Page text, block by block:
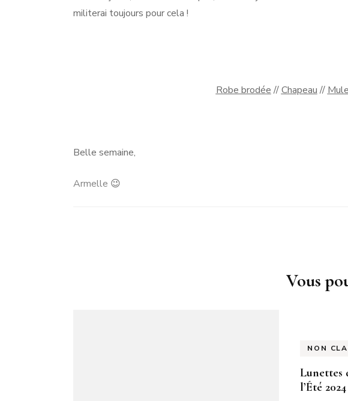
militerai toujours pour cela !
Robe brodée //Chapeau //
Belle semaine,
Armelle 😉
Vous
NON
Lunettes
l’Été